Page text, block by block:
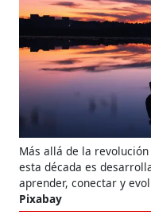
Más allá de la
esta década es
aprender, conectar y
Pixabay